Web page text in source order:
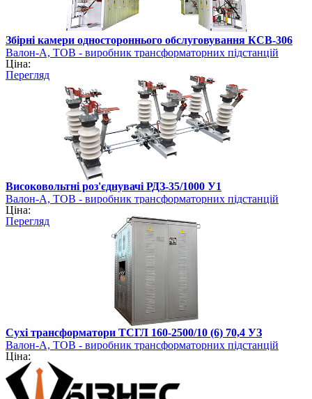
Збірні камери одностороннього обслуговування КСВ-306
Валон-А, ТОВ - виробник трансформаторних підстанцій
Ціна:
Перегляд
Високовольтні роз'єднувачі РДЗ-35/1000 У1
Валон-А, ТОВ - виробник трансформаторних підстанцій
Ціна:
Перегляд
Сухі трансформатори ТСГЛ 160-2500/10 (6) 70,4 УЗ
Валон-А, ТОВ - виробник трансформаторних підстанцій
Ціна: